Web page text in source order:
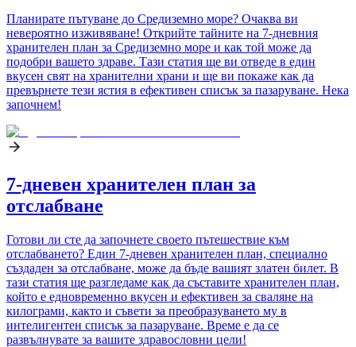
Планирате пътуване до Средиземно море? Очаква ви
невероятно изживяване! Открийте тайните на 7-дневния
хранителен план за Средиземно море и как той може да
подобри вашето здраве. Тази статия ще ви отведе в един
вкусен свят на хранителни храни и ще ви покаже как да
превърнете тези ястия в ефективен списък за пазаруване. Нека
започнем!
7-дневен хранителен план за
отслабване
Готови ли сте да започнете своето пътешествие към
отслабването? Един 7-дневен хранителен план, специално
създаден за отслабване, може да бъде вашият златен билет. В
тази статия ще разгледаме как да съставите хранителен план,
който е едновременно вкусен и ефективен за сваляне на
килограми, както и съвети за преобразуването му в
интелигентен списък за пазаруване. Време е да се
развълнувате за вашите здравословни цели!